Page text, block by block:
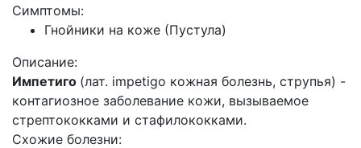
Симптомы:
Гнойники на коже (Пустула)
Описание:
Импетиго (лат. impetigo кожная болезнь, струпья) -
контагиозное заболевание кожи, вызываемое
стрептококками и стафилококками.
Схожие болезни: